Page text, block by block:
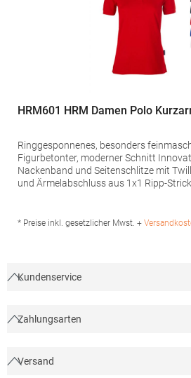
HRM601 HRM Damen Polo
Ringgesponnenes, besonders
Figurbetonter, moderner Schnitt Innovative Kragenlösung
Nackenband und Seitenschlitze mit Twill-
und Ärmelabschluss aus 1x1 Ripp-Strick 3-Knopfleiste mit HRM-
waschbarTrockner geeignetGrammatur:
textil.de
* Preise inkl. gesetzlicher Mwst. +
Kundenservice
Zahlungsarten
Versand